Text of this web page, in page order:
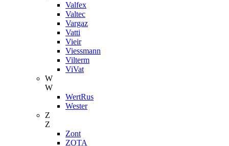
Valfex
Valtec
Vargaz
Vatti
Vieir
Viessmann
Vilterm
ViVat
W
W
WertRus
Wester
Z
Z
Zont
ZOTA